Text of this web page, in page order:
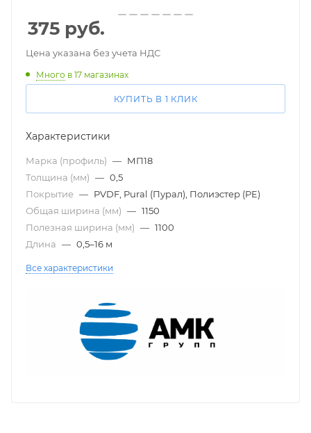
375 руб.
Цена указана без учета НДС
Много в 17 магазинах
КУПИТЬ В 1 КЛИК
Характеристики
Марка (профиль) — МП18
Толщина (мм) — 0,5
Покрытие — PVDF, Pural (Пурал), Полиэстер (PE)
Общая ширина (мм) — 1150
Полезная ширина (мм) — 1100
Длина — 0,5–16 м
Все характеристики